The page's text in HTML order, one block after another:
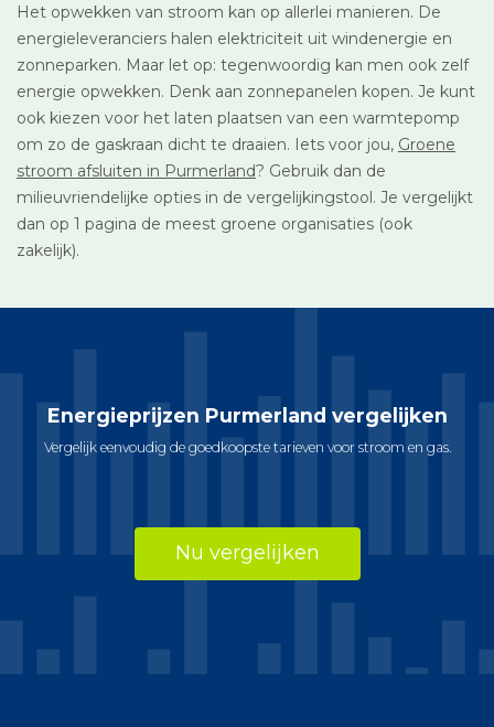
Het opwekken van stroom kan op allerlei manieren. De
energieleveranciers halen elektriciteit uit windenergie en
zonneparken. Maar let op: tegenwoordig kan men ook zelf
energie opwekken. Denk aan zonnepanelen kopen. Je kunt
ook kiezen voor het laten plaatsen van een warmtepomp
om zo de gaskraan dicht te draaien. Iets voor jou, Groene
stroom afsluiten in Purmerland? Gebruik dan de
milieuvriendelijke opties in de vergelijkingstool. Je vergelijkt
dan op 1 pagina de meest groene organisaties (ook
zakelijk).
Energieprijzen Purmerland vergelijken
Vergelijk eenvoudig de goedkoopste tarieven voor stroom en gas.
Nu vergelijken